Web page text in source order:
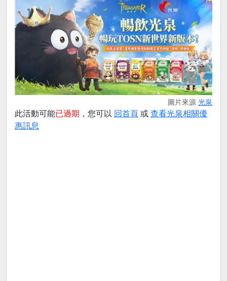
圖片來源 光泉
此活動可能已過期 ，您可以 回首頁 或 查看光泉相關優
惠訊息